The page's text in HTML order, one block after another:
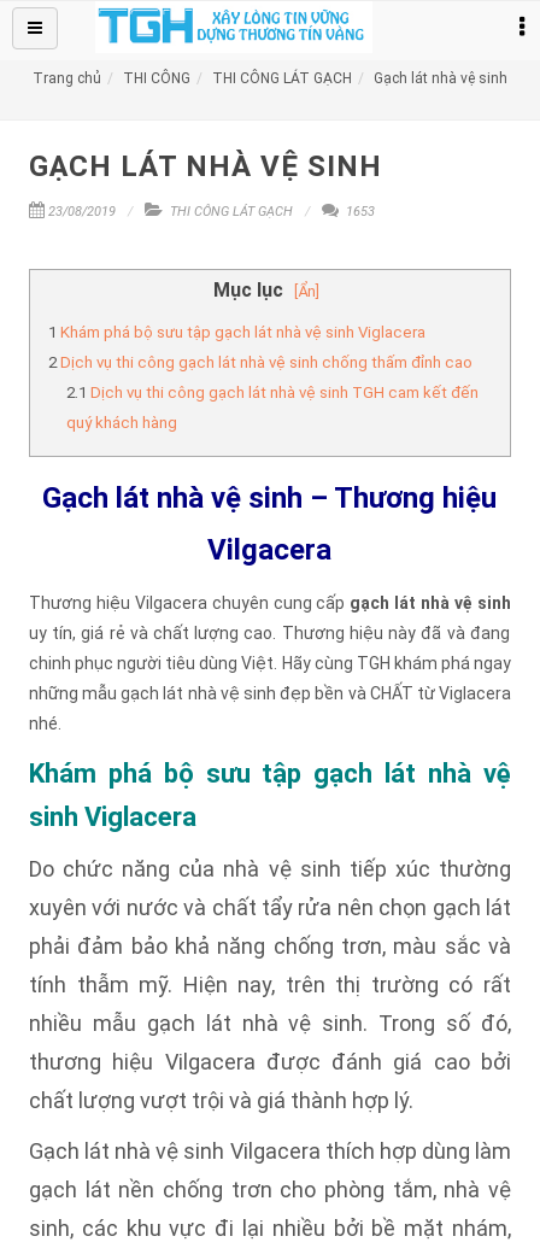
TRANG CHỦ
SỮA CHỮA +
DỊCH VỤ CHỐNG THẤM +
Thi Công +
TIN TỨC
Trang chủ THI CÔNG THI CÔNG LÁT GẠCH Gạch lát nhà vệ sinh
GẠCH LÁT NHÀ VỆ SINH
23/08/2019 THI CÔNG LÁT GẠCH 1653
Mục lục [Ẩn]
Khám phá bộ sưu tập gạch lát nhà vệ sinh Viglacera
Dịch vụ thi công gạch lát nhà vệ sinh chống thấm đỉnh cao
Dịch vụ thi công gạch lát nhà vệ sinh TGH cam kết đến
quý khách hàng
Gạch lát nhà vệ sinh – Thương hiệu
Vilgacera
Thương hiệu Vilgacera chuyên cung cấp gạch lát nhà vệ sinh
uy tín, giá rẻ và chất lượng cao. Thương hiệu này đã và đang
chinh phục người tiêu dùng Việt. Hãy cùng TGH khám phá ngay
những mẫu gạch lát nhà vệ sinh đẹp bền và CHẤT từ Viglacera
nhé.
Khám phá bộ sưu tập gạch lát nhà vệ
sinh Viglacera
Do chức năng của nhà vệ sinh tiếp xúc thường
xuyên với nước và chất tẩy rửa nên chọn gạch lát
phải đảm bảo khả năng chống trơn, màu sắc và
tính thẫm mỹ. Hiện nay, trên thị trường có rất
nhiều mẫu gạch lát nhà vệ sinh. Trong số đó,
thương hiệu Vilgacera được đánh giá cao bởi
chất lượng vượt trội và giá thành hợp lý.
Gạch lát nhà vệ sinh Vilgacera thích hợp dùng làm
gạch lát nền chống trơn cho phòng tắm, nhà vệ
sinh, các khu vực đi lại nhiều bởi bề mặt nhám,